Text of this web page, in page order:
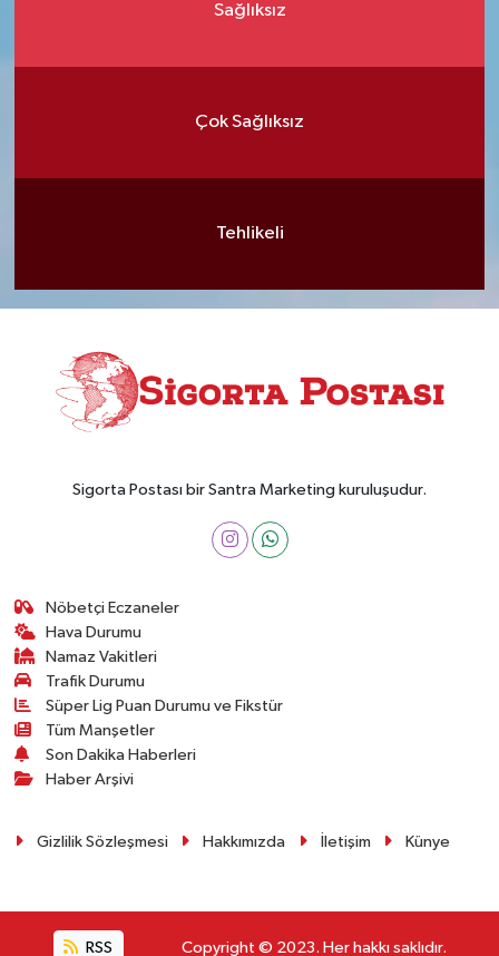
Sağlıksız
Çok Sağlıksız
Tehlikeli
Sigorta Postası bir Santra Marketing kuruluşudur.
Nöbetçi Eczaneler
Hava Durumu
Namaz Vakitleri
Trafik Durumu
Süper Lig Puan Durumu ve Fikstür
Tüm Manşetler
Son Dakika Haberleri
Haber Arşivi
Gizlilik Sözleşmesi Hakkımızda İletişim Künye
RSS Copyright © 2023. Her hakkı saklıdır.